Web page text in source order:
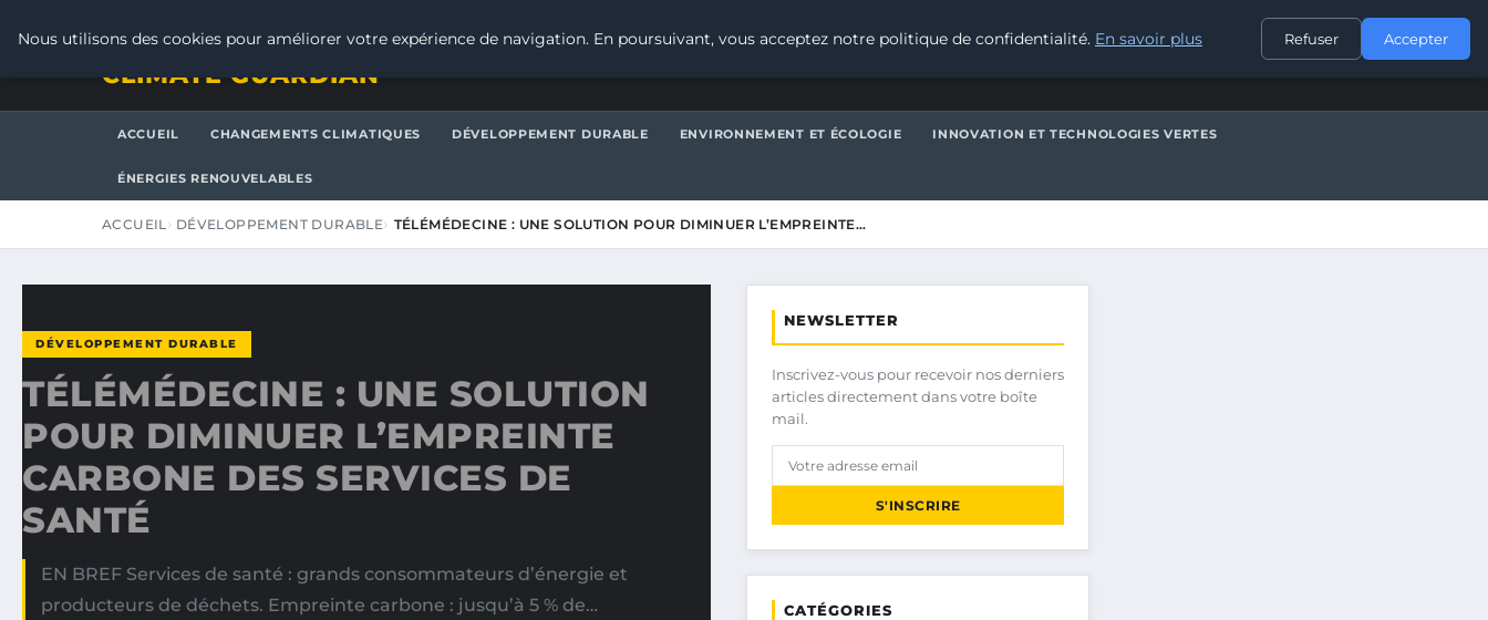
CONTACT
CLIMATE GUARDIAN
ACCUEIL CHANGEMENTS CLIMATIQUES DÉVELOPPEMENT DURABLE ENVIRONNEMENT ET ÉCOLOGIE INNOVATION ET TECHNOLOGIES VERTES
ÉNERGIES RENOUVELABLES
ACCUEIL DÉVELOPPEMENT DURABLE TÉLÉMÉDECINE : UNE SOLUTION POUR DIMINUER L’EMPREINTE…
DÉVELOPPEMENT DURABLE
TÉLÉMÉDECINE : UNE SOLUTION
POUR DIMINUER L’EMPREINTE
CARBONE DES SERVICES DE
SANTÉ
EN BREF Services de santé : grands consommateurs d’énergie et
producteurs de déchets. Empreinte carbone : jusqu’à 5 % de…
NEWSLETTER
Inscrivez-vous pour recevoir nos derniers
articles directement dans votre boîte
mail.
S'INSCRIRE
CATÉGORIES
Nous utilisons des cookies pour améliorer votre expérience de navigation. En poursuivant, vous acceptez notre politique de confidentialité. En savoir plus Refuser Accepter